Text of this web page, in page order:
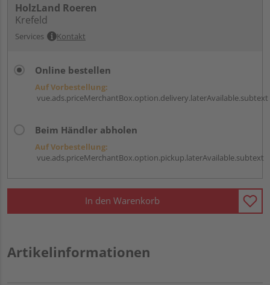
HolzLand Roeren
Krefeld
Services Kontakt
Online bestellen
Auf Vorbestellung:
vue.ads.priceMerchantBox.option.delivery.laterAvailable.subtext
Beim Händler abholen
Auf Vorbestellung:
vue.ads.priceMerchantBox.option.pickup.laterAvailable.subtext
In den Warenkorb
Artikelinformationen